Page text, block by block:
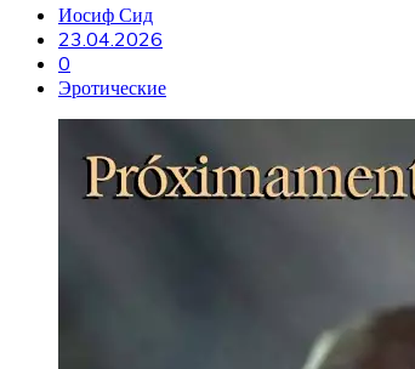
Иосиф Сид
23.04.2026
0
Эротические